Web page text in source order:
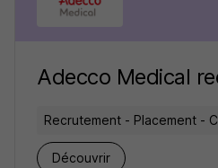
Adecco Medical
Recrutement - Placement -
Découvrir